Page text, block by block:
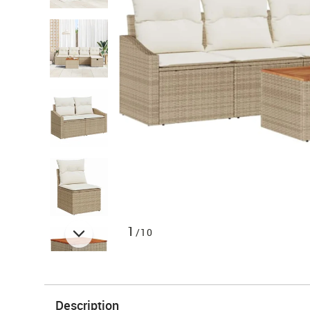
1 /10
Description